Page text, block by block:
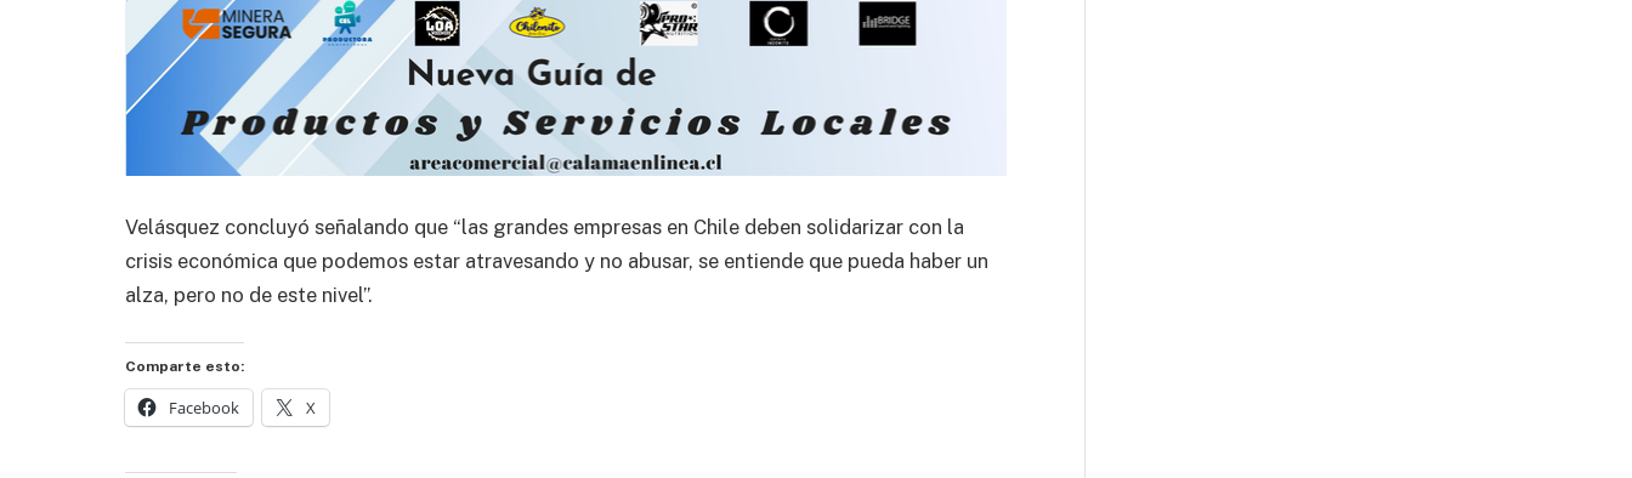
Velásquez concluyó señalando que “las grandes empresas en Chile deben solidarizar con la
crisis económica que podemos estar atravesando y no abusar, se entiende que pueda haber un
alza, pero no de este nivel”.
Comparte esto:
Facebook X